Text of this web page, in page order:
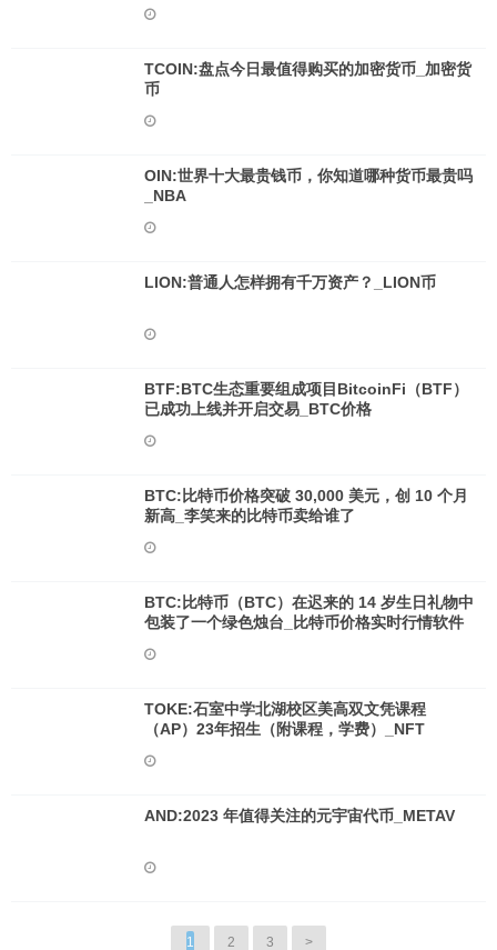
TCOIN:盘点今日最值得购买的加密货币_加密货
币
OIN:世界十大最贵钱币，你知道哪种货币最贵吗
_NBA
LION:普通人怎样拥有千万资产？_LION币
BTF:BTC生态重要组成项目BitcoinFi（BTF）
已成功上线并开启交易_BTC价格
BTC:比特币价格突破 30,000 美元，创 10 个月
新高_李笑来的比特币卖给谁了
BTC:比特币（BTC）在迟来的 14 岁生日礼物中
包装了一个绿色烛台_比特币价格实时行情软件
TOKE:石室中学北湖校区美高双文凭课程
（AP）23年招生（附课程，学费）_NFT
AND:2023 年值得关注的元宇宙代币_METAV
1 2 3 >